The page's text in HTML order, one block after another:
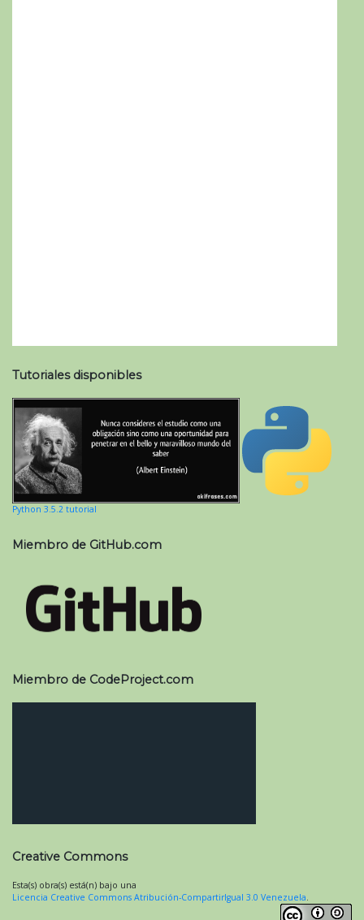
Tutoriales disponibles
Python 3.5.2 tutorial
Miembro de GitHub.com
Miembro de CodeProject.com
Creative Commons
Esta(s) obra(s) está(n) bajo una
Licencia Creative Commons Atribución-CompartirIgual 3.0 Venezuela